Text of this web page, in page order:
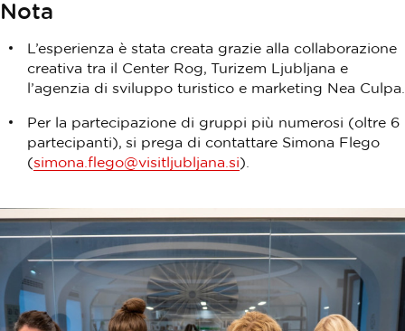
Nota
L’esperienza è stata creata grazie alla collaborazione
creativa tra il Center Rog, Turizem Ljubljana e
l’agenzia di sviluppo turistico e marketing Nea Culpa.
Per la partecipazione di gruppi più numerosi (oltre 6
partecipanti), si prega di contattare Simona Flego
(simona.flego@visitljubljana.si).